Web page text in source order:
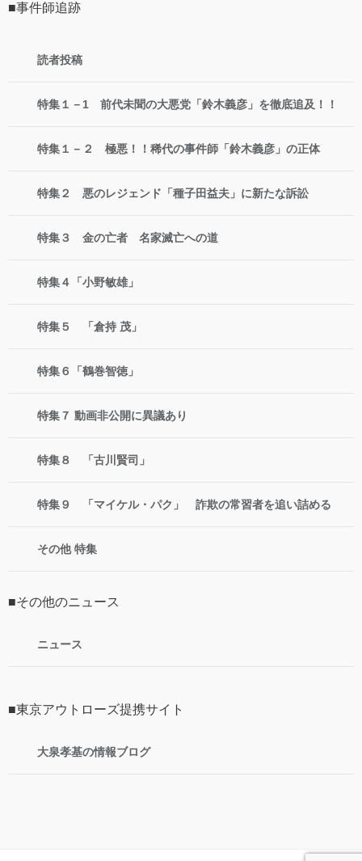
■事件師追跡
読者投稿
特集１－1 前代未聞の大悪党「鈴木義彦」を徹底追及！！
特集１－２ 極悪！！稀代の事件師「鈴木義彦」の正体
特集２ 悪のレジェンド「種子田益夫」に新たな訴訟
特集３ 金の亡者 名家滅亡への道
特集４「小野敏雄」
特集５ 「倉持 茂」
特集６「鶴巻智徳」
特集７ 動画非公開に異議あり
特集８ 「古川賢司」
特集９ 「マイケル・パク」 詐欺の常習者を追い詰める
その他 特集
■その他のニュース
ニュース
■東京アウトローズ提携サイト
大泉孝基の情報ブログ